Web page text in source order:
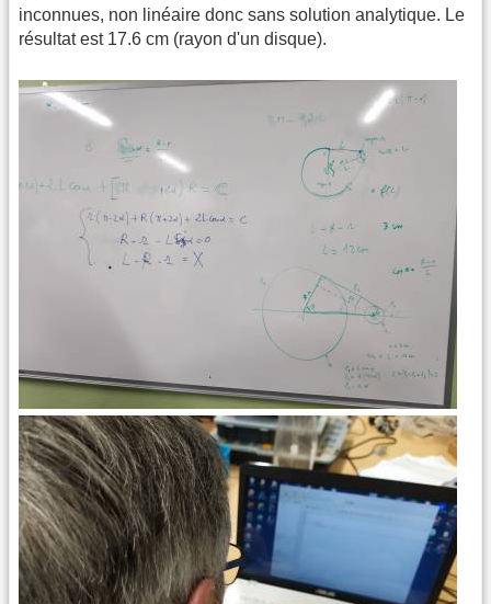
inconnues, non linéaire donc sans solution analytique. Le
résultat est 17.6 cm (rayon d'un disque).